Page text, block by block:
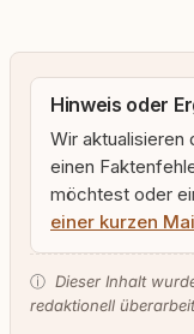
Hinweis oder
Wir aktualisieren
einen
möchtest oder
einer kurzen
ⓘ Dieser Inhalt
redaktionell